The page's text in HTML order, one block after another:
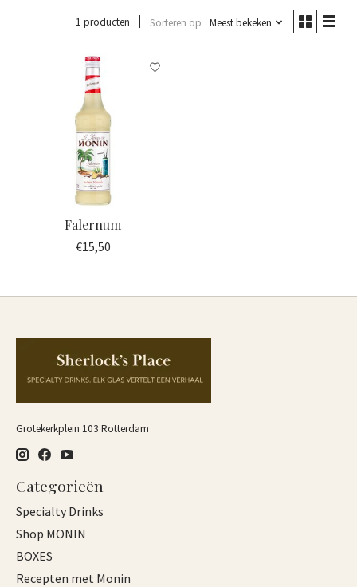
1 producten Sorteren op Meest bekeken
Falernum
€15,50
Grotekerkplein 103 Rotterdam
Categorieën
Specialty Drinks
Shop MONIN
BOXES
Recepten met Monin